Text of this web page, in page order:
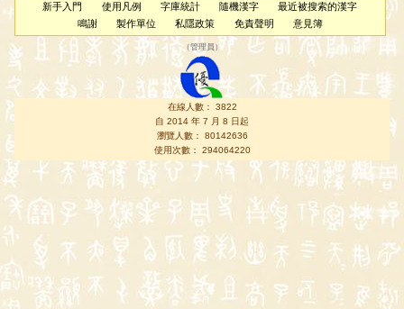
新手入門 使用凡例 字庫統計 隨機漢字
最近被搜索的漢字
鳴謝
製作單位 私隱政策 免責聲明 意見簿
（管理員 ）
在線人數： 3822
自 2014 年 7 月 8 日起
瀏覽人數： 80142636
使用次數： 294064220